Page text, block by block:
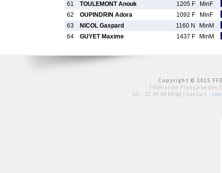
61
TOULEMONT Anouk 1205 F
MinF
62
OUPINDRIN Adora 1092 F
MinF
63
NICOL Gaspard 1160 N
MinM
64
GUYET Maxime 1437 F MinM
Copyright © 2015
Fédération Française des
tél : 01 39 44 65 80 | contact :